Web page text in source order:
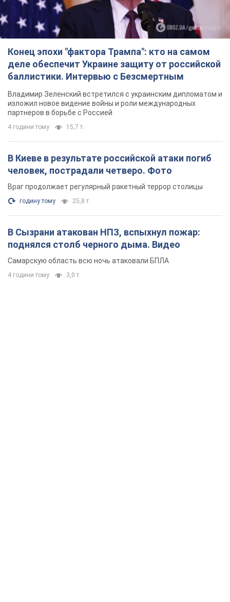
Конец эпохи "фактора Трампа": кто на самом
деле обеспечит Украине защиту от российской
баллистики. Интервью с Безсмертным
Владимир Зеленский встретился с украинским дипломатом и
изложил новое видение войны и роли международных
партнеров в борьбе с Россией
4 години тому 15,7 т.
В Киеве в результате российской атаки погиб
человек, пострадали четверо. Фото
Враг продолжает регулярный ракетный террор столицы
годину тому 25,8 т.
В Сызрани атакован НПЗ, вспыхнул пожар:
поднялся столб черного дыма. Видео
Самарскую область всю ночь атаковали БПЛА
4 години тому 3,0 т.